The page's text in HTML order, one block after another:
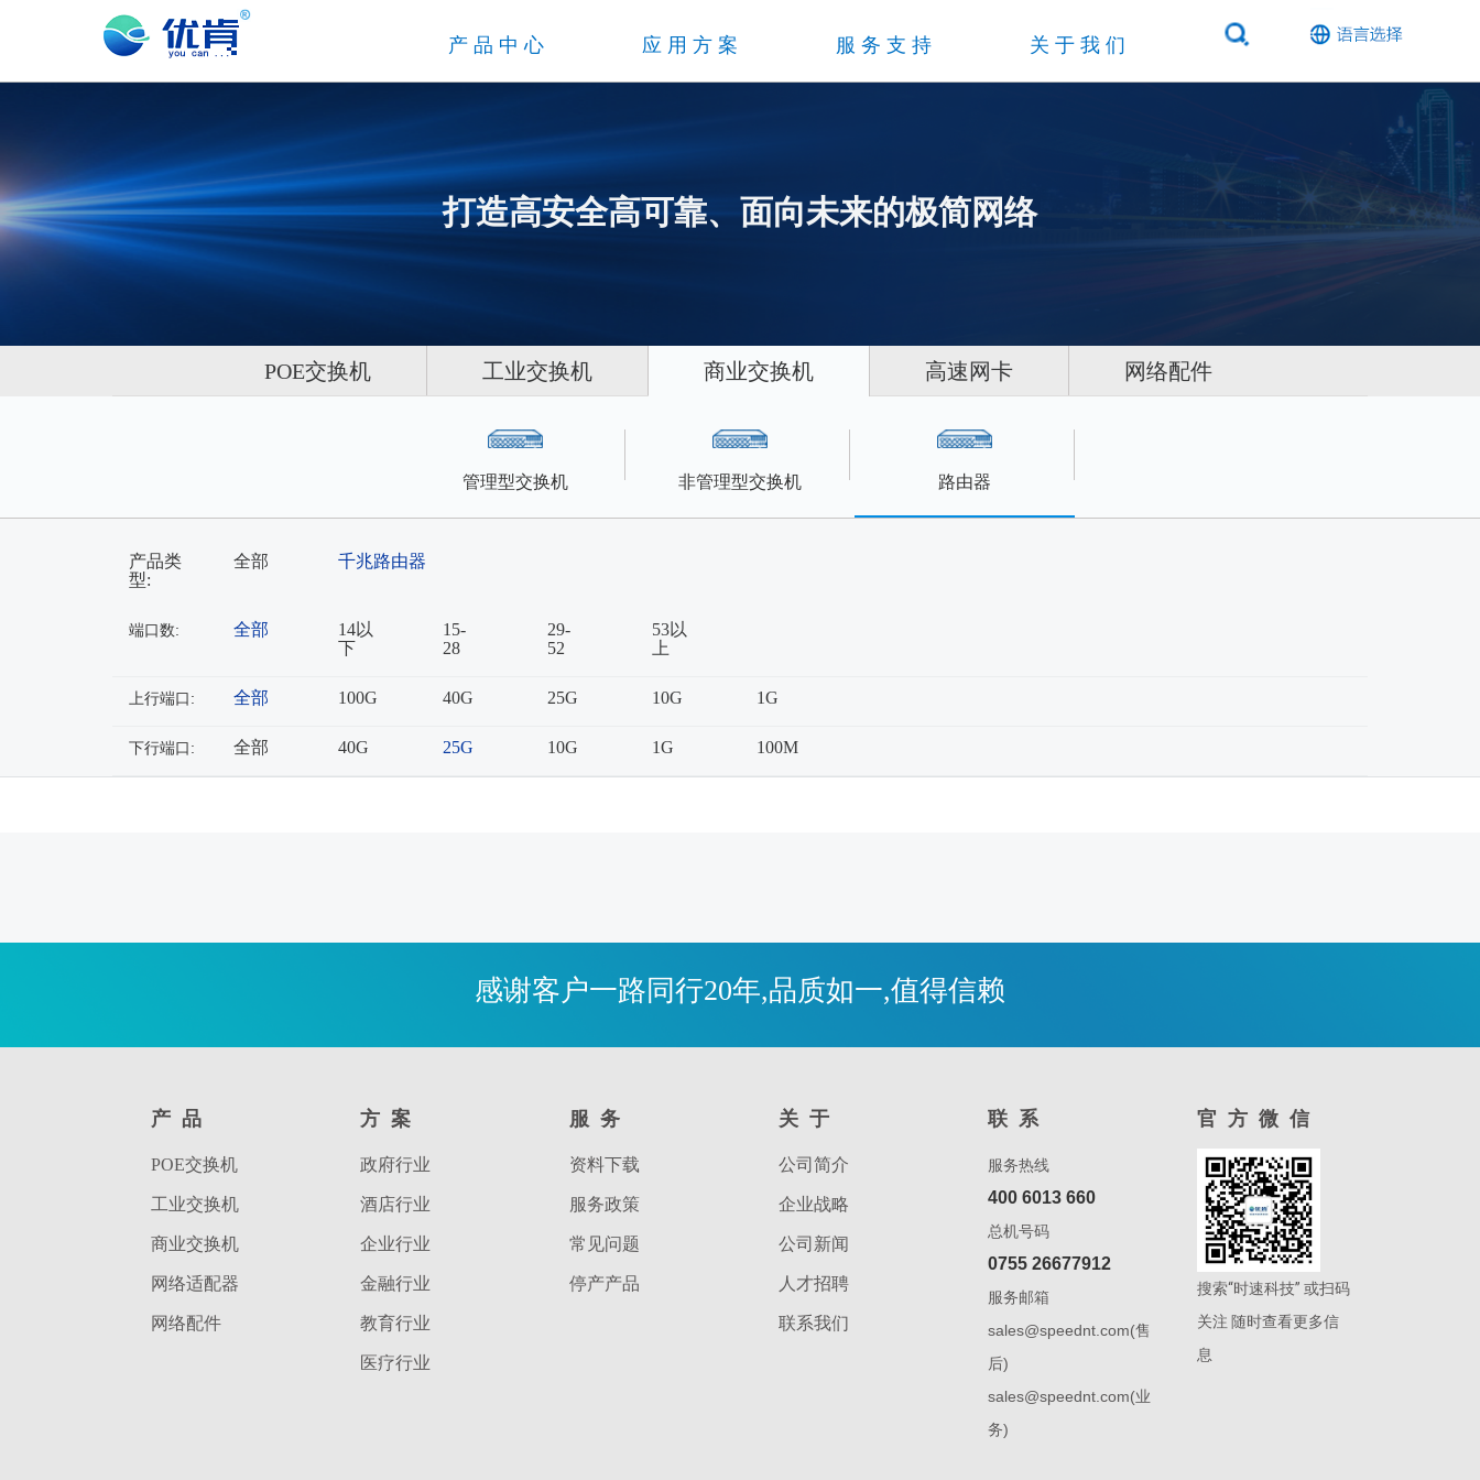
产品中心 应用方案 服务支持 关于我们
打造高安全高可靠、面向未来的极简网络
POE交换机 工业交换机 商业交换机 高速网卡 网络配件
管理型交换机 非管理型交换机 路由器
产品类
型:
全部 千兆路由器
端口数: 全部
14以
下
15-
28
29-
52
53以
上
上行端口: 全部 100G 40G 25G 10G 1G
下行端口: 全部 40G 25G 10G 1G 100M
感谢客户一路同行20年,品质如一,值得信赖
产品
POE交换机
工业交换机
商业交换机
网络适配器
网络配件
方案
政府行业
酒店行业
企业行业
金融行业
教育行业
医疗行业
服务
资料下载
服务政策
常见问题
停产产品
关于
公司简介
企业战略
公司新闻
人才招聘
联系我们
联系
服务热线
400 6013 660
总机号码
0755 26677912
服务邮箱
sales@speednt.com(售
后)
sales@speednt.com(业
务)
官方微信
搜索“时速科技” 或扫码
关注 随时查看更多信
息